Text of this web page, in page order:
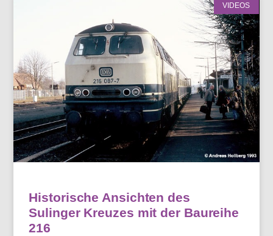
VIDEOS
Historische Ansichten des
Sulinger Kreuzes mit der Baureihe
216